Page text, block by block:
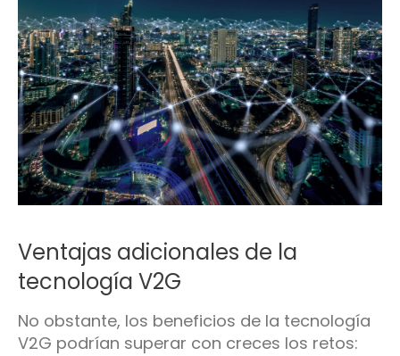
Ventajas adicionales de la
tecnología V2G
No obstante, los beneficios de la tecnología
V2G podrían superar con creces los retos: